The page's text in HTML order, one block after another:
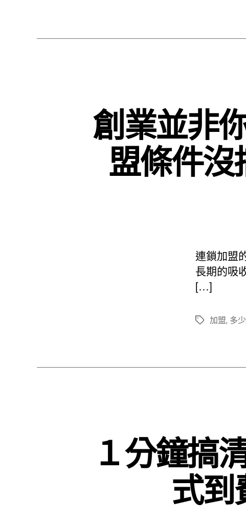
創業並非
盟條件
連鎖加盟
長期的吸
[…]
標
加盟, 多
１分鐘搞
式到